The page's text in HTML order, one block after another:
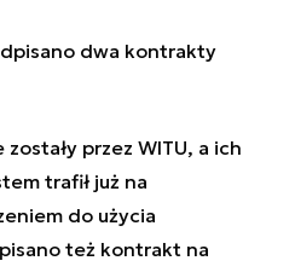
dwa kontrakty
przez WITU, a ich
trafił już na
do użycia
też kontrakt na